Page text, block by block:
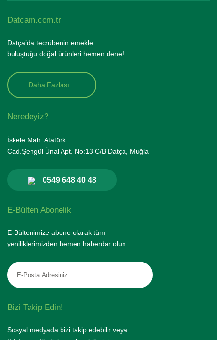
Datcam.com.tr
Datça’da tecrübenin emekle
buluştuğu doğal ürünleri hemen dene!
Daha Fazlası...
Neredeyiz?
İskele Mah. Atatürk
Cad.Şengül Ünal Apt. No:13 C/B Datça, Muğla
0549 648 40 48
E-Bülten Abonelik
E-Bültenimize abone olarak tüm
yeniliklerimizden hemen haberdar olun
Bizi Takip Edin!
Sosyal medyada bizi takip edebilir veya